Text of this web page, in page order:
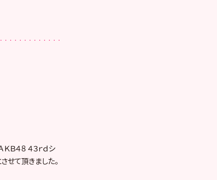
Ｂ４８ ４３ｒｄシ
せて頂きました。